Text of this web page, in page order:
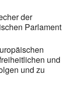
der
Parlament
und
und zu